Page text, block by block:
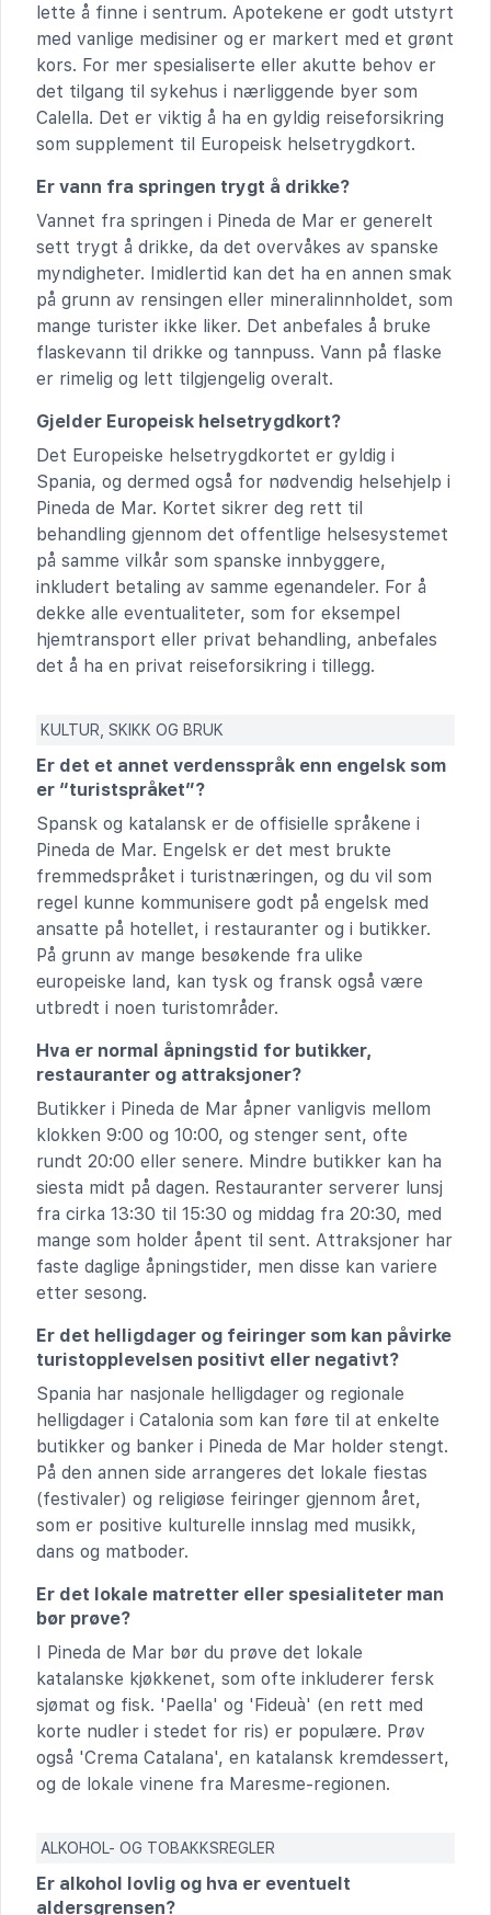
lette å finne i sentrum. Apotekene er godt utstyrt
med vanlige medisiner og er markert med et grønt
kors. For mer spesialiserte eller akutte behov er
det tilgang til sykehus i nærliggende byer som
Calella. Det er viktig å ha en gyldig reiseforsikring
som supplement til Europeisk helsetrygdkort.
Er vann fra springen trygt å drikke?
Vannet fra springen i Pineda de Mar er generelt
sett trygt å drikke, da det overvåkes av spanske
myndigheter. Imidlertid kan det ha en annen smak
på grunn av rensingen eller mineralinnholdet, som
mange turister ikke liker. Det anbefales å bruke
flaskevann til drikke og tannpuss. Vann på flaske
er rimelig og lett tilgjengelig overalt.
Gjelder Europeisk helsetrygdkort?
Det Europeiske helsetrygdkortet er gyldig i
Spania, og dermed også for nødvendig helsehjelp i
Pineda de Mar. Kortet sikrer deg rett til
behandling gjennom det offentlige helsesystemet
på samme vilkår som spanske innbyggere,
inkludert betaling av samme egenandeler. For å
dekke alle eventualiteter, som for eksempel
hjemtransport eller privat behandling, anbefales
det å ha en privat reiseforsikring i tillegg.
KULTUR, SKIKK OG BRUK
Er det et annet verdensspråk enn engelsk som
er “turistspråket”?
Spansk og katalansk er de offisielle språkene i
Pineda de Mar. Engelsk er det mest brukte
fremmedspråket i turistnæringen, og du vil som
regel kunne kommunisere godt på engelsk med
ansatte på hotellet, i restauranter og i butikker.
På grunn av mange besøkende fra ulike
europeiske land, kan tysk og fransk også være
utbredt i noen turistområder.
Hva er normal åpningstid for butikker,
restauranter og attraksjoner?
Butikker i Pineda de Mar åpner vanligvis mellom
klokken 9:00 og 10:00, og stenger sent, ofte
rundt 20:00 eller senere. Mindre butikker kan ha
siesta midt på dagen. Restauranter serverer lunsj
fra cirka 13:30 til 15:30 og middag fra 20:30, med
mange som holder åpent til sent. Attraksjoner har
faste daglige åpningstider, men disse kan variere
etter sesong.
Er det helligdager og feiringer som kan påvirke
turistopplevelsen positivt eller negativt?
Spania har nasjonale helligdager og regionale
helligdager i Catalonia som kan føre til at enkelte
butikker og banker i Pineda de Mar holder stengt.
På den annen side arrangeres det lokale fiestas
(festivaler) og religiøse feiringer gjennom året,
som er positive kulturelle innslag med musikk,
dans og matboder.
Er det lokale matretter eller spesialiteter man
bør prøve?
I Pineda de Mar bør du prøve det lokale
katalanske kjøkkenet, som ofte inkluderer fersk
sjømat og fisk. 'Paella' og 'Fideuà' (en rett med
korte nudler i stedet for ris) er populære. Prøv
også 'Crema Catalana', en katalansk kremdessert,
og de lokale vinene fra Maresme-regionen.
ALKOHOL- OG TOBAKKSREGLER
Er alkohol lovlig og hva er eventuelt
aldersgrensen?